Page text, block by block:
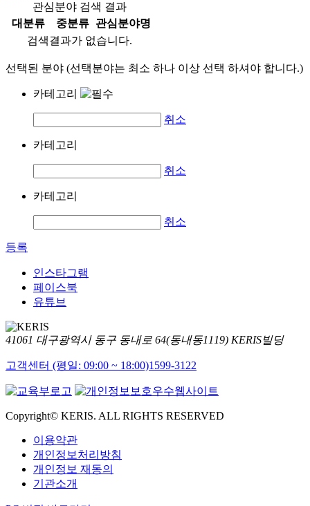
관심분야 검색 결과
대분류
중분류
관심분야명
검색결과가 없습니다.
선택된 분야 (선택분야는 최소 하나 이상 선택 하셔야 합니다.)
카테고리
취소
카테고리
취소
카테고리
취소
등록
인스타그램
페이스북
유튜브
41061 대구광역시 동구 동내로 64(동내동1119) KERIS빌딩
고객센터 (평일: 09:00 ~ 18:00)1599-3122
Copyright© KERIS. ALL RIGHTS RESERVED
이용약관
개인정보처리방침
개인정보 재동의
기관소개